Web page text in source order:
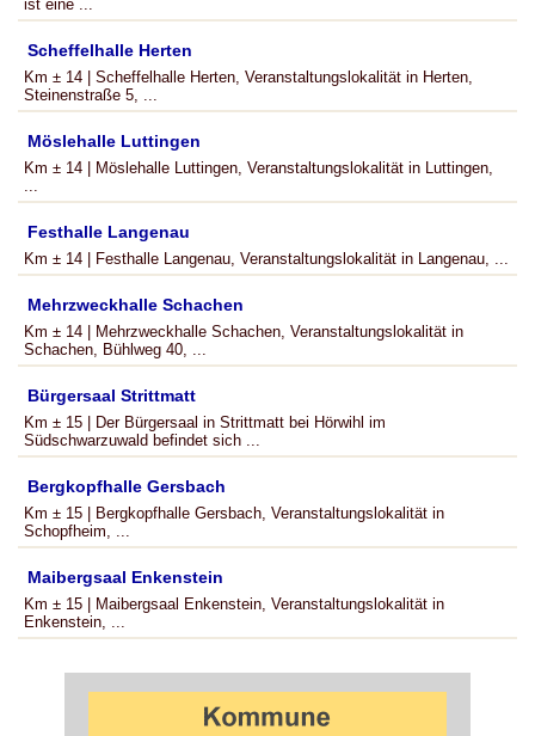
ist eine ...
Scheffelhalle Herten
Km ± 14 | Scheffelhalle Herten, Veranstaltungslokalität in Herten,
Steinenstraße 5, ...
Möslehalle Luttingen
Km ± 14 | Möslehalle Luttingen, Veranstaltungslokalität in Luttingen,
...
Festhalle Langenau
Km ± 14 | Festhalle Langenau, Veranstaltungslokalität in Langenau, ...
Mehrzweckhalle Schachen
Km ± 14 | Mehrzweckhalle Schachen, Veranstaltungslokalität in
Schachen, Bühlweg 40, ...
Bürgersaal Strittmatt
Km ± 15 | Der Bürgersaal in Strittmatt bei Hörwihl im
Südschwarzuwald befindet sich ...
Bergkopfhalle Gersbach
Km ± 15 | Bergkopfhalle Gersbach, Veranstaltungslokalität in
Schopfheim, ...
Maibergsaal Enkenstein
Km ± 15 | Maibergsaal Enkenstein, Veranstaltungslokalität in
Enkenstein, ...